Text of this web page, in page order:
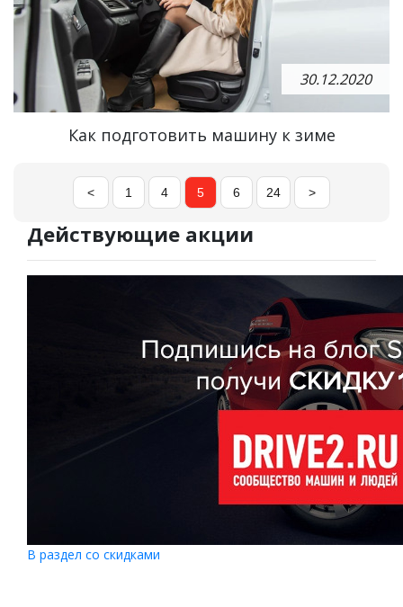
30.12.2020
Как подготовить машину к зиме
< 1 4 5 6 24 >
Действующие акции
В раздел со скидками